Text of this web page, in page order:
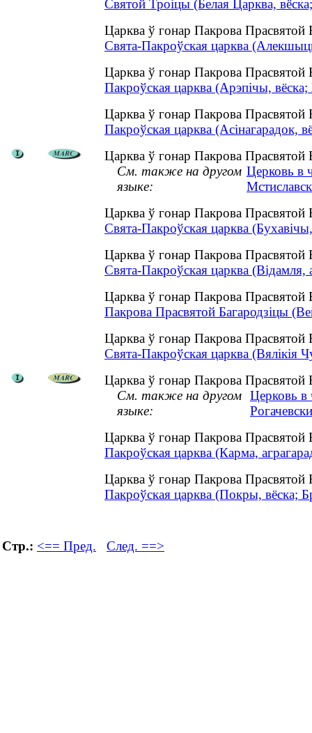
Святой Троіцы (Белая Царква,
Царква ў гонар Пакрова
Свята-Пакроўская царква
Царква ў гонар Пакрова
Пакроўская царква (Арэпічы, вёска;
Царква ў гонар Пакрова Прасвятой
Пакроўская царква (Асінагарадок,
Царква ў гонар Пакрова Прасвятой
См. также на другом
языке:
Церковь в
Царква ў гонар Пакрова
Свята-Пакроўская царква
Царква ў гонар Пакрова
Свята-Пакроўская царква (Відамля,
Царква ў гонар Пакрова Прасвятой
Пакрова Прасвятой Багародзіцы
Царква ў гонар Пакрова Прасвятой
Свята-Пакроўская царква (Вялікія
Царква ў гонар Пакрова Прасвятой
См. также на другом
языке:
Церковь в
Царква ў гонар Пакрова
Пакроўская царква (Карма,
Царква ў гонар Пакрова
Пакроўская царква (Покры, вёска;
Стр.: <== Пред. След. ==>